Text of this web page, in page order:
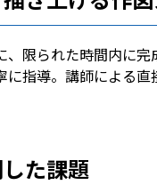
限られた時間内に
指導。講師による
た課題